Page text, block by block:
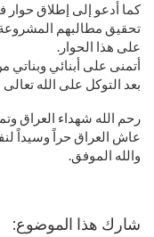
كما أدعو إلى إطلاق
تحقيق مطالبهم
على هذا الحوار.
أتمنى على أبنائي وبناتي
بعد التوكل على الله
رحم الله شهداء العراق
عاش العراق حراً وسيداً
والله الموفق.
شارك هذا الموضوع: